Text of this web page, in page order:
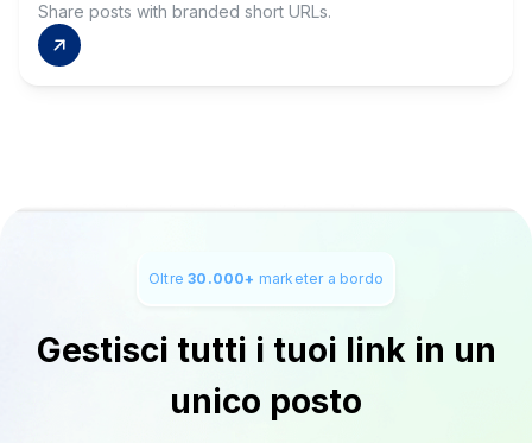
Share posts with branded short URLs.
Oltre30.000+ marketer a bordo
Gestisci tutti i tuoi link in un
unico posto